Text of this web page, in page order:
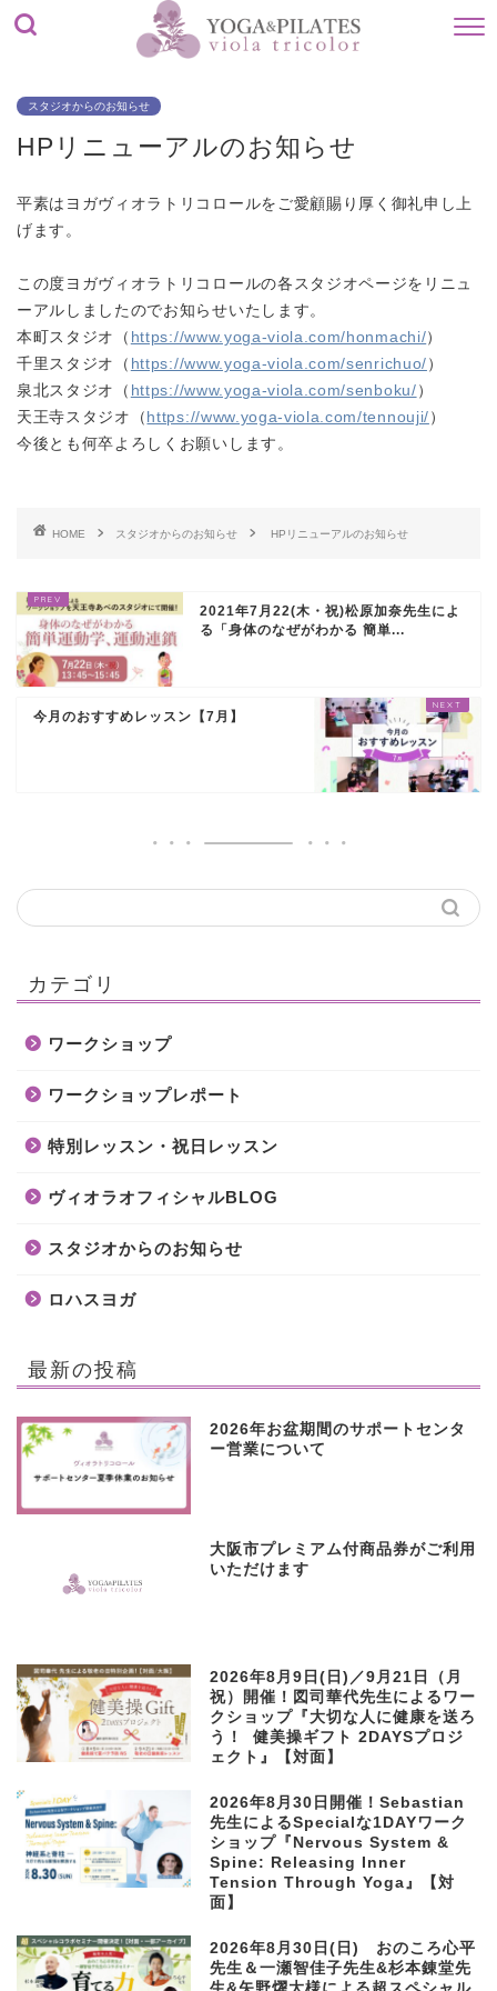
スタジオからのお知らせ
HPリニューアルのお知らせ
平素はヨガヴィオラトリコロールをご愛顧賜り厚く御礼申し上
げます。
この度ヨガヴィオラトリコロールの各スタジオページをリニュ
ーアルしましたのでお知らせいたします。
本町スタジオ（ https://www.yoga-viola.com/honmachi/）
千里スタジオ（ https://www.yoga-viola.com/senrichuo/ ）
泉北スタジオ（ https://www.yoga-viola.com/senboku/ ）
天王寺スタジオ（ https://www.yoga-viola.com/tennouji/ ）
今後とも何卒よろしくお願いします。
HOME スタジオからのお知らせ HPリニューアルのお知らせ
2021年7月22(木・祝)松原加奈先生によ
る「身体のなぜがわかる 簡単...
今月のおすすめレッスン【7月】
カテゴリ
ワークショップ
ワークショップレポート
特別レッスン・祝日レッスン
ヴィオラオフィシャルBLOG
スタジオからのお知らせ
ロハスヨガ
最新の投稿
2026年お盆期間のサポートセンタ
ー営業について
大阪市プレミアム付商品券がご利用
いただけます
2026年8月9日(日)／9月21日（月
祝）開催！図司華代先生によるワー
クショップ『大切な人に健康を送ろ
う！ 健美操ギフト 2DAYSプロジ
ェクト』【対面】
2026年8月30日開催！Sebastian
先生によるSpecialな1DAYワーク
ショップ『Nervous System &
Spine: Releasing Inner
Tension Through Yoga』【対
面】
2026年8月30日(日) おのころ心平
先生＆一瀬智佳子先生&杉本錬堂先